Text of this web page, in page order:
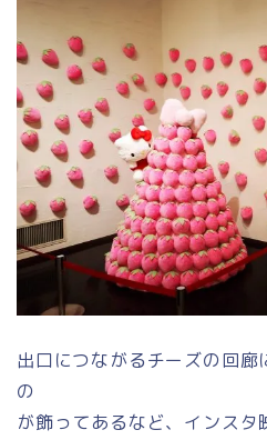
出口につながるチーズの回廊
の
が飾ってあるなど、インス